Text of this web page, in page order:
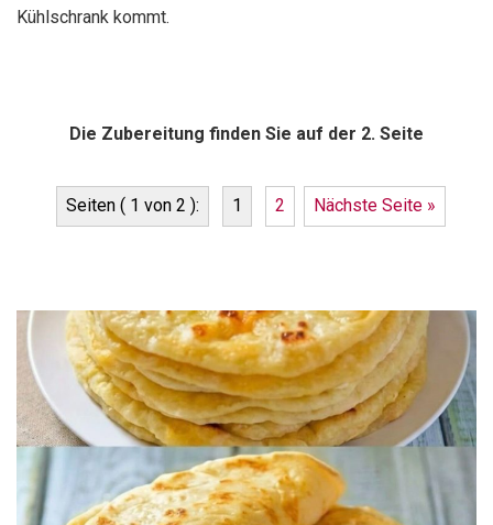
Kühlschrank kommt.
Die Zubereitung finden Sie auf der 2. Seite
Seiten ( 1 von 2 ): 1 2 Nächste Seite »